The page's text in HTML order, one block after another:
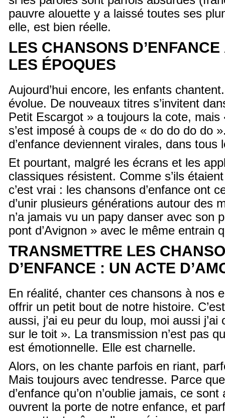
pauvre alouette y a laissé toutes ses
elle, est bien réelle.
LES CHANSONS
LES ÉPOQUES
Aujourd’hui encore, les enfants
évolue. De nouveaux titres s’invitent
Petit Escargot » a toujours la cote, mais
s’est imposé à coups de « do do do do
d’enfance deviennent virales, dans tous
Et pourtant, malgré les écrans et les
classiques résistent. Comme s’ils
c’est vrai : les chansons d’enfance ont
d’unir plusieurs générations autour des
n’a jamais vu un papy danser avec son
pont d’Avignon » avec le même entrain
TRANSMETTRE LES
D’ENFANCE : UN ACTE
En réalité, chanter ces chansons à nos
offrir un petit bout de notre histoire.
aussi, j’ai eu peur du loup, moi aussi
sur le toit ». La transmission n’est pas
est émotionnelle. Elle est charnelle.
Alors, on les chante parfois en riant,
Mais toujours avec tendresse. Parce
d’enfance qu’on n’oublie jamais, ce
ouvrent la porte de notre enfance, et